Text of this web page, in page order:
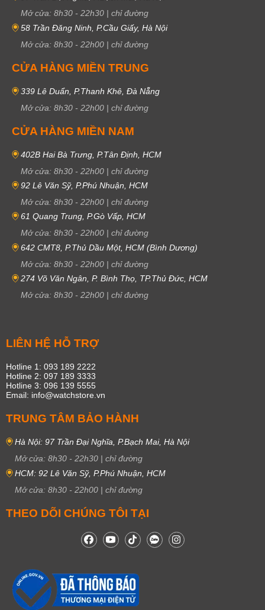
Mở cửa: 8h30 - 22h30 | chỉ đường
58 Trần Đăng Ninh, P.Cầu Giấy, Hà Nội
Mở cửa: 8h30 - 22h00 | chỉ đường
CỬA HÀNG MIỀN TRUNG
339 Lê Duẩn, P.Thanh Khê, Đà Nẵng
Mở cửa: 8h30 - 22h00 | chỉ đường
CỬA HÀNG MIỀN NAM
402B Hai Bà Trưng, P.Tân Định, HCM
Mở cửa: 8h30 - 22h00 | chỉ đường
92 Lê Văn Sỹ, P.Phú Nhuận, HCM
Mở cửa: 8h30 - 22h00 | chỉ đường
61 Quang Trung, P.Gò Vấp, HCM
Mở cửa: 8h30 - 22h00 | chỉ đường
642 CMT8, P.Thủ Dầu Một, HCM (Bình Dương)
Mở cửa: 8h30 - 22h00 | chỉ đường
274 Võ Văn Ngân, P. Bình Thọ, TP.Thủ Đức, HCM
Mở cửa: 8h30 - 22h00 | chỉ đường
LIÊN HỆ HỖ TRỢ
Hotline 1: 093 189 2222
Hotline 2: 097 189 3333
Hotline 3: 096 139 5555
Email: info@watchstore.vn
TRUNG TÂM BẢO HÀNH
Hà Nội: 97 Trần Đại Nghĩa, P.Bạch Mai, Hà Nội
Mở cửa: 8h30 - 22h30 | chỉ đường
HCM: 92 Lê Văn Sỹ, P.Phú Nhuận, HCM
Mở cửa: 8h30 - 22h00 | chỉ đường
THEO DÕI CHÚNG TÔI TẠI